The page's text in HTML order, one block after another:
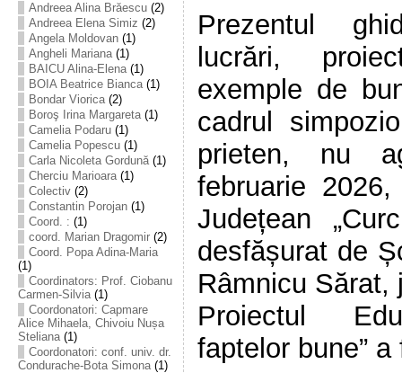
Andreea Alina Brăescu(2)
Andreea Elena Simiz (2)
Angela Moldovan(1)
Angheli Mariana(1)
BAICU Alina-Elena(1)
BOIA Beatrice Bianca(1)
Bondar Viorica(2)
Boroş Irina Margareta(1)
Camelia Podaru(1)
Camelia Popescu(1)
Carla Nicoleta Gordună(1)
Cherciu Marioara(1)
Colectiv(2)
Constantin Porojan(1)
Coord. : (1)
coord. Marian Dragomir(2)
Coord. Popa Adina-Maria
(1)
Coordinators: Prof. Ciobanu
Carmen-Silvia(1)
Coordonatori: Capmare
Alice Mihaela, Chivoiu Nușa
Steliana(1)
Coordonatori: conf. univ. dr.
Condurache-Bota Simona(1)
Prezentul
lucrări,
exemple de
cadrul
prieten, nu
februarie
Județean
desfășurat de
Râmnicu Sărat,
Proiectul
faptelor bune”